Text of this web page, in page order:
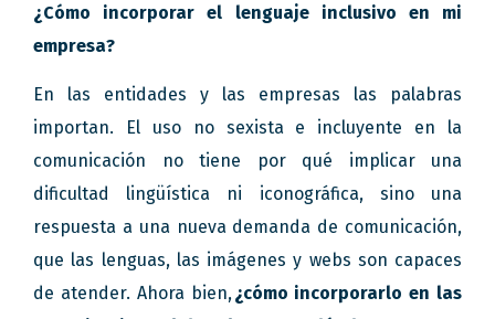
¿Cómo incorporar el lenguaje inclusivo en mi
empresa?
En las entidades y las empresas las palabras
importan. El uso no sexista e incluyente en la
comunicación no tiene por qué implicar una
dificultad lingüística ni iconográfica, sino una
respuesta a una nueva demanda de comunicación,
que las lenguas, las imágenes y webs son capaces
de atender. Ahora bien,¿cómo incorporarlo en las